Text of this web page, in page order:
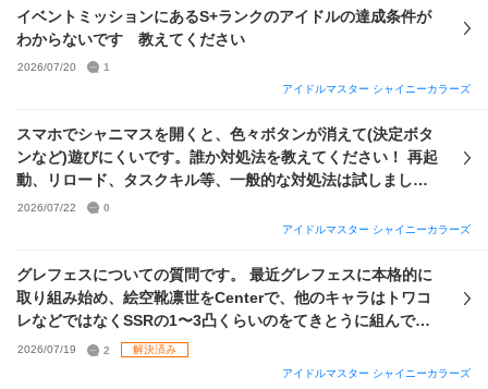
と思うんですが、この2人を軸にしたおすすめの編成や、優先
して確保・育成したほうがいいサポートカードがあれば教え
より強いものがあるならそちらも教えて頂けたら幸いです😭
イベントミッションにあるS+ランクのアイドルの達成条件が
わからないです 教えてください
2026/07/20
1
アイドルマスター シャイニーカラーズ
スマホでシャニマスを開くと、色々ボタンが消えて(決定ボタ
ンなど)遊びにくいです。誰か対処法を教えてください！ 再起
動、リロード、タスクキル等、一般的な対処法は試しました
がダメでした
2026/07/22
0
アイドルマスター シャイニーカラーズ
グレフェスについての質問です。 最近グレフェスに本格的に
取り組み始め、絵空靴凛世をCenterで、他のキャラはトワコ
レなどではなくSSRの1〜3凸くらいのをてきとうに組んでい
ます。ノウハウ本も最近作り始めているのですが、私の編成
的に最終的に何のノウハウで本を作ればよいか教えて頂ける
2026/07/19 2
解決済み
アイドルマスター シャイニーカラーズ